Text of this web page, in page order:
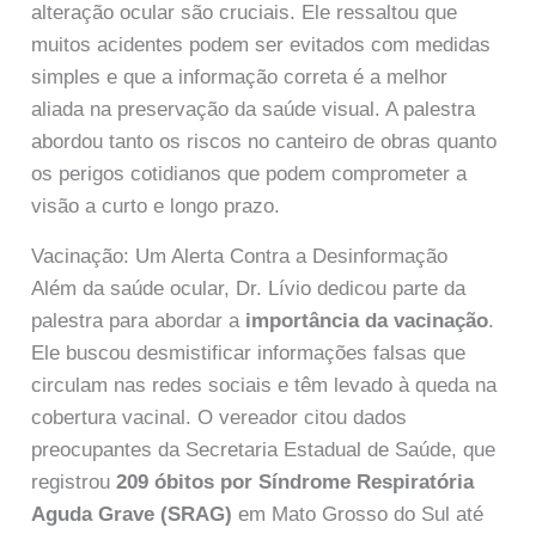
alteração ocular são cruciais. Ele ressaltou que
muitos acidentes podem ser evitados com medidas
simples e que a informação correta é a melhor
aliada na preservação da saúde visual. A palestra
abordou tanto os riscos no canteiro de obras quanto
os perigos cotidianos que podem comprometer a
visão a curto e longo prazo.
Vacinação: Um Alerta Contra a Desinformação
Além da saúde ocular, Dr. Lívio dedicou parte da
palestra para abordar a importância da vacinação.
Ele buscou desmistificar informações falsas que
circulam nas redes sociais e têm levado à queda na
cobertura vacinal. O vereador citou dados
preocupantes da Secretaria Estadual de Saúde, que
registrou209 óbitos por Síndrome Respiratória
Aguda Grave (SRAG) em Mato Grosso do Sul até